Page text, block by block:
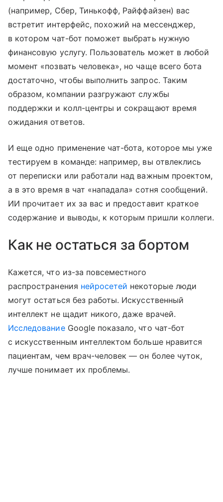
(например, Сбер, Тинькофф, Райффайзен) вас
встретит интерфейс, похожий на мессенджер,
в котором чат-бот поможет выбрать нужную
финансовую услугу. Пользователь может в любой
момент «позвать человека», но чаще всего бота
достаточно, чтобы выполнить запрос. Таким
образом, компании разгружают службы
поддержки и колл-центры и сокращают время
ожидания ответов.
И еще одно применение чат-бота, которое мы уже
тестируем в команде: например, вы отвлеклись
от переписки или работали над важным проектом,
а в это время в чат «нападала» сотня сообщений.
ИИ прочитает их за вас и предоставит краткое
содержание и выводы, к которым пришли коллеги.
Как не остаться за бортом
Кажется, что из-за повсеместного
распространения нейросетей некоторые люди
могут остаться без работы. Искусственный
интеллект не щадит никого, даже врачей.
ИсследованиеGoogle показало, что чат-бот
с искусственным интеллектом больше нравится
пациентам, чем врач-человек — он более чуток,
лучше понимает их проблемы.